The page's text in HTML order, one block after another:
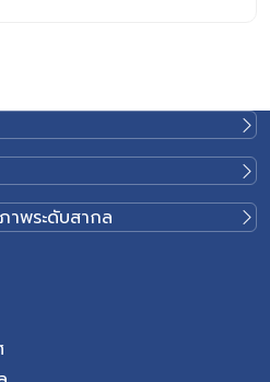
าพระดับสากล